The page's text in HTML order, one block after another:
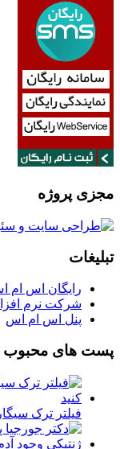
مجزی پروژه
تبلیغات
رایگان اس ام
شرکت نرم
پنل اس ام اس
پست های محبوب
فیلتر ترک